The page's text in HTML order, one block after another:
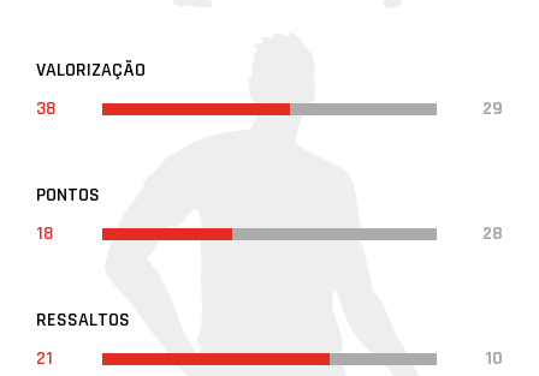
VALORIZAÇÃO
38
29
PONTOS
18
28
RESSALTOS
21
10